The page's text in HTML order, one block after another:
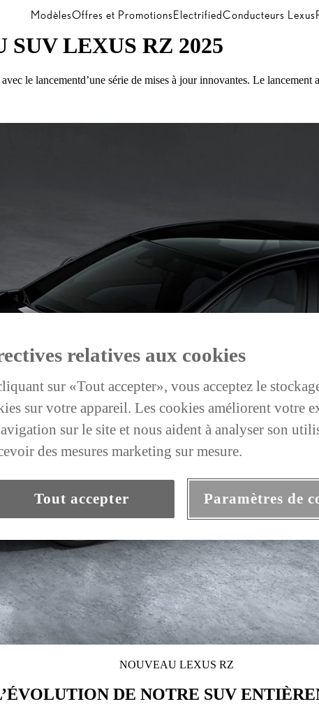
ModèlesOffres et PromotionsElectrifiedConducteurs Lexus
LEXUS RZ 2025
le lancementd’une série de mises à jour innovantes. Le
NOUVEAU LEXUS RZ
DE NOTRE SUV
relatives aux cookies
sur «Tout accepter», vous acceptez le
sur votre appareil. Les cookies améliorent votre
sur le site et nous aident à analyser son
des mesures marketing sur mesure.
Tout accepter Paramètres de